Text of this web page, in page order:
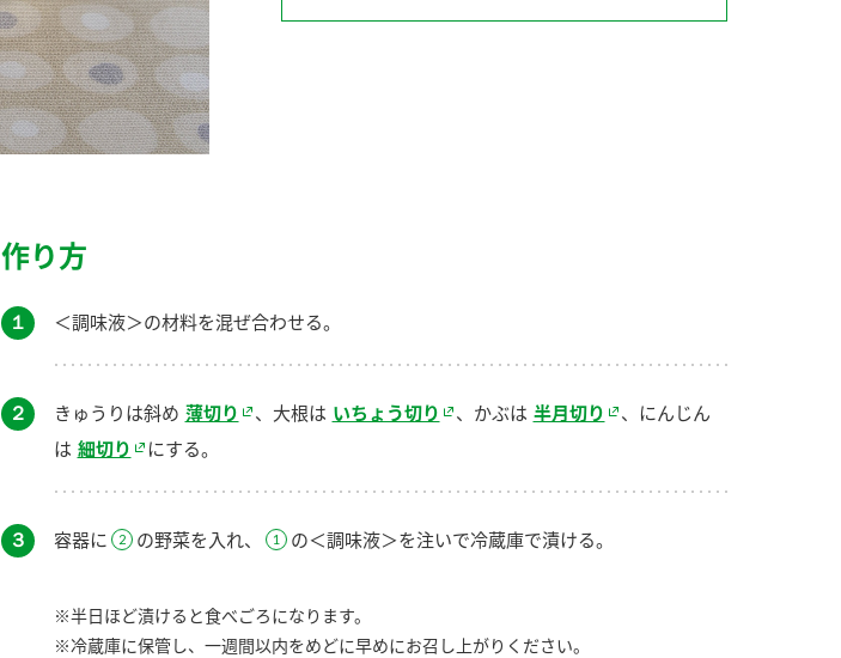
作り方
１ ＜調味液＞の材料を混ぜ合わせる。
２ きゅうりは斜め 薄切り 、大根は いちょう切り 、かぶは 半月切り
、にんじん
は 細切り にする。
３ 容器に の野菜を入れ、 の＜調味液＞を注いで冷蔵庫で漬ける。
※半日ほど漬けると食べごろになります。
※冷蔵庫に保管し、一週間以内をめどに早めにお召し上がりください。